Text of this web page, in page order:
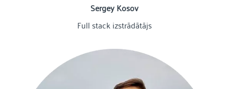
Sergey Kosov
Full stack izstrādātājs